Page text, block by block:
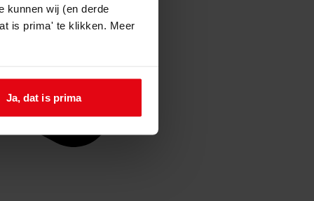
kunnen wij (en derde
is prima' te klikken. Meer
Ja, dat is prima